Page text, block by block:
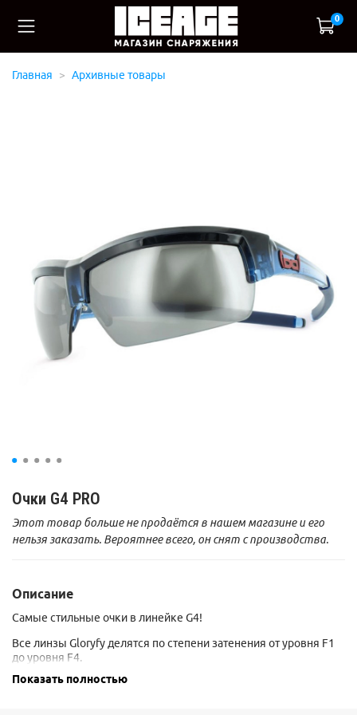
0
Главная Архивные товары
Очки G4 PRO
Этот товар больше не продаётся в нашем магазине и его
нельзя заказать. Вероятнее всего, он снят с производства.
Описание
Самые стильные очки в линейке G4!
Все линзы Gloryfy делятся по степени затенения от уровня F1
до уровня F4.
Отличие по уровням 1, 2, 3, 4 состоит лишь в том, насколько
Показать полностью